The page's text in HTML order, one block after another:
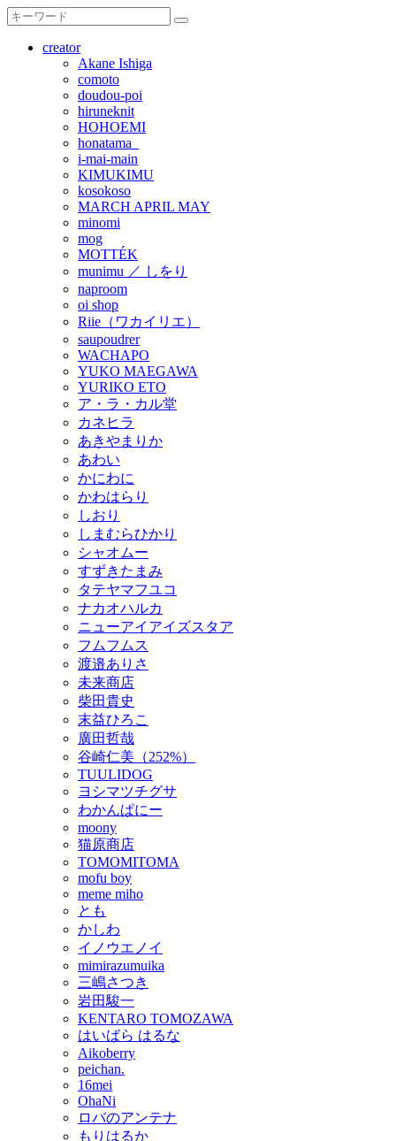
creator
Akane Ishiga
comoto
doudou-poi
hiruneknit
HOHOEMI
honatama_
i-mai-main
KIMUKIMU
kosokoso
MARCH APRIL MAY
minomi
mog
MOTTÉK
munimu ／ しをり
naproom
oi shop
Riie（ワカイリエ）
saupoudrer
WACHAPO
YUKO MAEGAWA
YURIKO ETO
ア・ラ・カル堂
カネヒラ
あきやまりか
あわい
かにわに
かわはらり
しおり
しまむらひかり
シャオムー
すずきたまみ
タテヤマフユコ
ナカオハルカ
ニューアイアイズスタア
フムフムス
渡邉ありさ
未来商店
柴田貴史
末益ひろこ
廣田哲哉
谷崎仁美（252%）
TUULIDOG
ヨシマツチグサ
わかんぱにー
moony
猫原商店
TOMOMITOMA
mofu boy
meme miho
とも
かしわ
イノウエノイ
mimirazumuika
三嶋さつき
岩田駿一
KENTARO TOMOZAWA
はいばら はるな
Aikoberry
peichan.
16mei
OhaNi
ロバのアンテナ
もりはるか